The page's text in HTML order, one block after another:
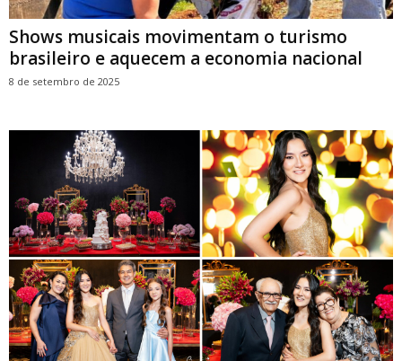
Shows musicais movimentam o turismo
brasileiro e aquecem a economia nacional
8 de setembro de 2025